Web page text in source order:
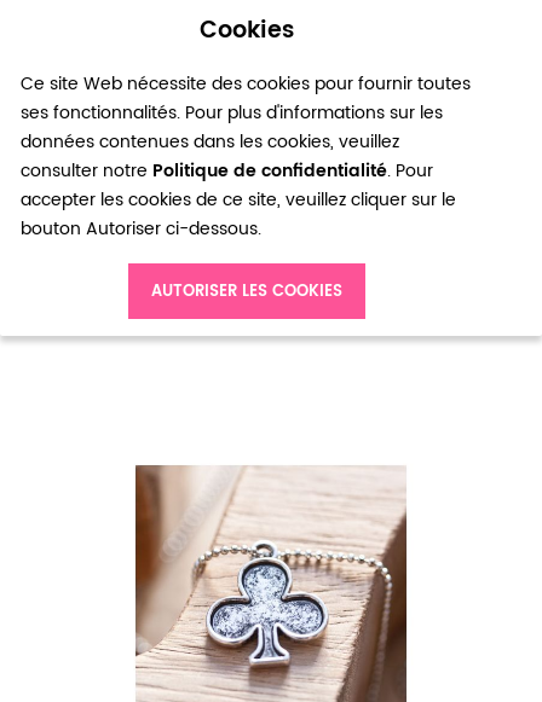
Cookies
Ce site Web nécessite des cookies pour fournir toutes
ses fonctionnalités. Pour plus d'informations sur les
données contenues dans les cookies, veuillez
consulter notre Politique de confidentialité. Pour
accepter les cookies de ce site, veuillez cliquer sur le
bouton Autoriser ci-dessous.
AUTORISER LES COOKIES
0
Breloque Trèfle de carte Argent vieilli x 5